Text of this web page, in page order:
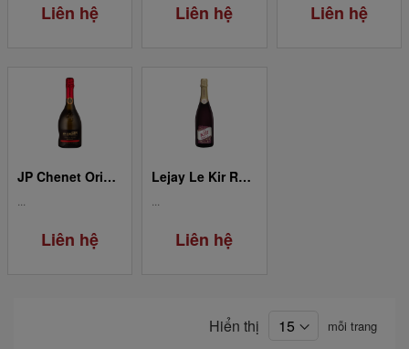
Liên hệ Liên hệ Liên hệ
JP Chenet Original Brut Sparkling 75CL
...
Liên hệ
Lejay Le Kir Roya
...
Liên hệ
Hiển thị mỗi trang